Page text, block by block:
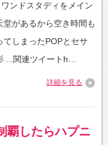
ンドスタディをメイン
堂があるから空き時間も
てしまったPOPとセサ
...関連ツイートh…
詳細を見る
覇したらハプニ